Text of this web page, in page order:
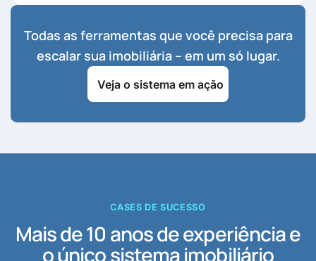
Todas as ferramentas que você precisa para
escalar sua imobiliária – em um só lugar.
Veja o sistema em ação
CASES DE SUCESSO
Mais de 10 anos de experiência e
o único sistema imobiliário